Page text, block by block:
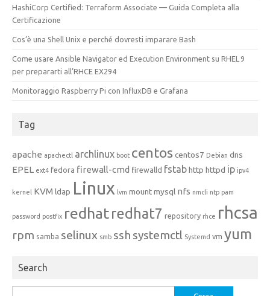
HashiCorp Certified: Terraform Associate — Guida Completa alla
Certificazione
Cos’è una Shell Unix e perché dovresti imparare Bash
Come usare Ansible Navigator ed Execution Environment su RHEL 9
per prepararti all’RHCE EX294
Monitoraggio Raspberry Pi con InfluxDB e Grafana
Tag
apache apachectl archlinux boot centoscentos7 Debian dns
EPEL ext4 fedora firewall-cmd firewalld fstabhttp httpd ip ipv4
kernel KVM ldap Linux lvm mountmysql nfs nmcli ntp pam
password postfix redhatredhat7 repository rhce rhcsa
rpm samba selinux smb ssh systemctl Systemd vm yum
Search